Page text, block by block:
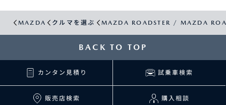
MAZDA クルマを選ぶ MAZDA ROADSTER / MAZDA
BACK TO TOP
カンタン見積り 試乗車検索
販売店検索 購入相談